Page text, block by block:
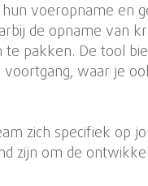
voeropname en
de opname van
pakken. De tool
waar je
zich specifiek op
zijn om de